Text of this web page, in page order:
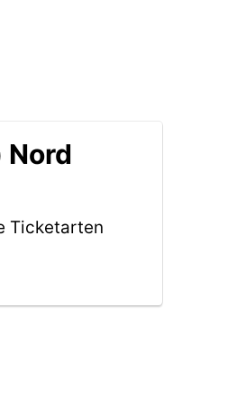
Nord
Ticketarten